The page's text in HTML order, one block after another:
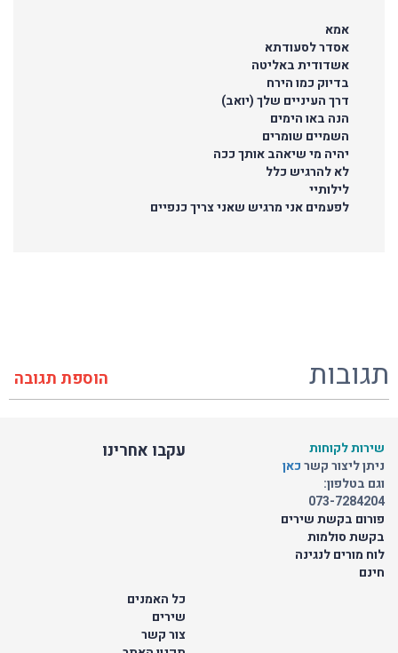
אמא
אסדר לסעודתא
אשדודית באליטה
בדיוק כמו הירח
דרך העיניים שלך (יואב)
הנה באו הימים
השמיים שומרים
יהיה מי שיאהב אותך ככה
לא להרגיש כלל
לילותיי
לפעמים אני מרגיש שאני צריך כנפיים
תגובות הוספת תגובה
עקבו אחרינו
שירות לקוחות
ניתן ליצור קשרכאן
וגם בטלפון:
073-7284204
פורום בקשת שירים
בקשת סולמות
לוח מורים לנגינה
חינם
כל האמנים
שירים
צור קשר